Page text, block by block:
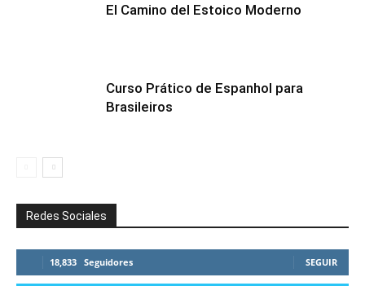
El Camino del Estoico Moderno
Curso Prático de Espanhol para
Brasileiros
Redes Sociales
18,833 Seguidores SEGUIR